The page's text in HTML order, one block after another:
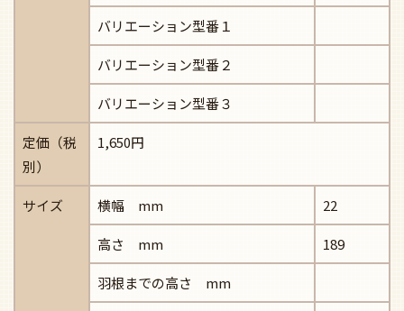
バリエーション型番１
バリエーション型番２
バリエーション型番３
定価（税
別）
1,650円
サイズ 横幅 mm 22
高さ mm 189
羽根までの高さ mm